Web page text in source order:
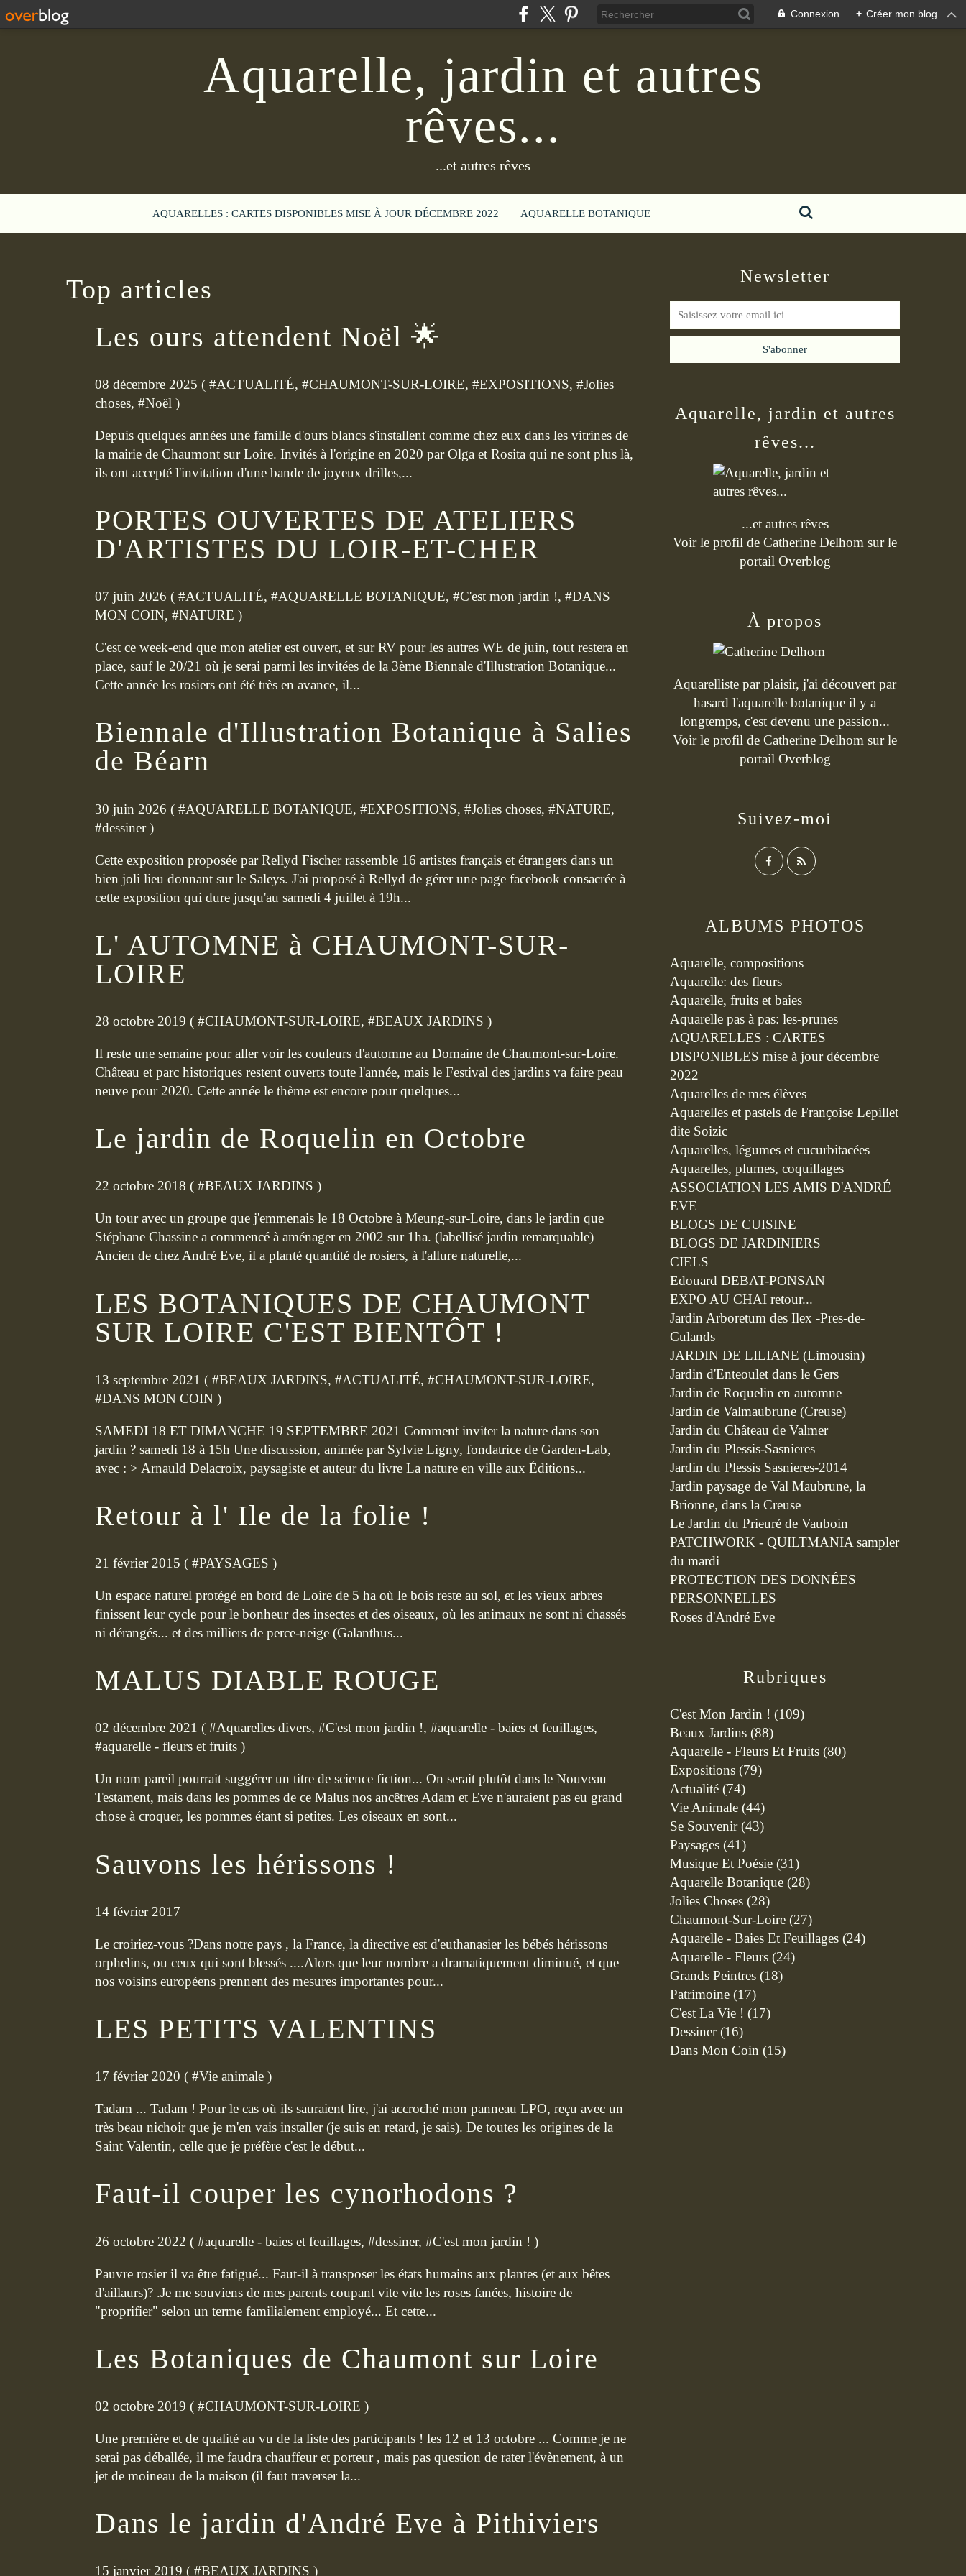
Connexion + Créer mon blog
Aquarelle, jardin et autres
rêves...
...et autres rêves
AQUARELLES : CARTES DISPONIBLES MISE À JOUR DÉCEMBRE 2022 AQUARELLE BOTANIQUE
Top articles
Les ours attendent Noël 🌟
08 décembre 2025 ( #ACTUALITÉ, #CHAUMONT-SUR-LOIRE, #EXPOSITIONS, #Jolies
choses, #Noël )
Depuis quelques années une famille d'ours blancs s'installent comme chez eux dans les vitrines de
la mairie de Chaumont sur Loire. Invités à l'origine en 2020 par Olga et Rosita qui ne sont plus là,
ils ont accepté l'invitation d'une bande de joyeux drilles,...
PORTES OUVERTES DE ATELIERS
D'ARTISTES DU LOIR-ET-CHER
07 juin 2026 ( #ACTUALITÉ, #AQUARELLE BOTANIQUE, #C'est mon jardin !, #DANS
MON COIN, #NATURE )
C'est ce week-end que mon atelier est ouvert, et sur RV pour les autres WE de juin, tout restera en
place, sauf le 20/21 où je serai parmi les invitées de la 3ème Biennale d'Illustration Botanique...
Cette année les rosiers ont été très en avance, il...
Biennale d'Illustration Botanique à Salies
de Béarn
30 juin 2026 ( #AQUARELLE BOTANIQUE, #EXPOSITIONS, #Jolies choses, #NATURE,
#dessiner)
Cette exposition proposée par Rellyd Fischer rassemble 16 artistes français et étrangers dans un
bien joli lieu donnant sur le Saleys. J'ai proposé à Rellyd de gérer une page facebook consacrée à
cette exposition qui dure jusqu'au samedi 4 juillet à 19h...
L' AUTOMNE à CHAUMONT-SUR-
LOIRE
28 octobre 2019 ( #CHAUMONT-SUR-LOIRE, #BEAUX JARDINS )
Il reste une semaine pour aller voir les couleurs d'automne au Domaine de Chaumont-sur-Loire.
Château et parc historiques restent ouverts toute l'année, mais le Festival des jardins va faire peau
neuve pour 2020. Cette année le thème est encore pour quelques...
Le jardin de Roquelin en Octobre
22 octobre 2018 ( #BEAUX JARDINS )
Un tour avec un groupe que j'emmenais le 18 Octobre à Meung-sur-Loire, dans le jardin que
Stéphane Chassine a commencé à aménager en 2002 sur 1ha. (labellisé jardin remarquable)
Ancien de chez André Eve, il a planté quantité de rosiers, à l'allure naturelle,...
LES BOTANIQUES DE CHAUMONT
SUR LOIRE C'EST BIENTÔT !
13 septembre 2021 ( #BEAUX JARDINS, #ACTUALITÉ, #CHAUMONT-SUR-LOIRE,
#DANS MON COIN )
SAMEDI 18 ET DIMANCHE 19 SEPTEMBRE 2021 Comment inviter la nature dans son
jardin ? samedi 18 à 15h Une discussion, animée par Sylvie Ligny, fondatrice de Garden-Lab,
avec : > Arnauld Delacroix, paysagiste et auteur du livre La nature en ville aux Éditions...
Retour à l' Ile de la folie !
21 février 2015 ( #PAYSAGES )
Un espace naturel protégé en bord de Loire de 5 ha où le bois reste au sol, et les vieux arbres
finissent leur cycle pour le bonheur des insectes et des oiseaux, où les animaux ne sont ni chassés
ni dérangés... et des milliers de perce-neige (Galanthus...
MALUS DIABLE ROUGE
02 décembre 2021 ( #Aquarelles divers, #C'est mon jardin !, #aquarelle - baies et feuillages,
#aquarelle - fleurs et fruits )
Un nom pareil pourrait suggérer un titre de science fiction... On serait plutôt dans le Nouveau
Testament, mais dans les pommes de ce Malus nos ancêtres Adam et Eve n'auraient pas eu grand
chose à croquer, les pommes étant si petites. Les oiseaux en sont...
Sauvons les hérissons !
14 février 2017
Le croiriez-vous ?Dans notre pays , la France, la directive est d'euthanasier les bébés hérissons
orphelins, ou ceux qui sont blessés ....Alors que leur nombre a dramatiquement diminué, et que
nos voisins européens prennent des mesures importantes pour...
LES PETITS VALENTINS
17 février 2020 ( #Vie animale )
Tadam ... Tadam ! Pour le cas où ils sauraient lire, j'ai accroché mon panneau LPO, reçu avec un
très beau nichoir que je m'en vais installer (je suis en retard, je sais). De toutes les origines de la
Saint Valentin, celle que je préfère c'est le début...
Faut-il couper les cynorhodons ?
26 octobre 2022 ( #aquarelle - baies et feuillages, #dessiner, #C'est mon jardin ! )
Pauvre rosier il va être fatigué... Faut-il à transposer les états humains aux plantes (et aux bêtes
d'aillaurs)? .Je me souviens de mes parents coupant vite vite les roses fanées, histoire de
"proprifier" selon un terme familialement employé... Et cette...
Les Botaniques de Chaumont sur Loire
02 octobre 2019 ( #CHAUMONT-SUR-LOIRE )
Une première et de qualité au vu de la liste des participants ! les 12 et 13 octobre ... Comme je ne
serai pas déballée, il me faudra chauffeur et porteur , mais pas question de rater l'évènement, à un
jet de moineau de la maison (il faut traverser la...
Dans le jardin d'André Eve à Pithiviers
15 janvier 2019 ( #BEAUX JARDINS )
Newsletter
Rubriques
C'est Mon Jardin ! (109)
Beaux Jardins (88)
Aquarelle - Fleurs Et Fruits (80)
Expositions (79)
Actualité (74)
Vie Animale (44)
Se Souvenir(43)
Paysages (41)
Musique Et Poésie (31)
Aquarelle Botanique (28)
Jolies Choses (28)
Chaumont-Sur-Loire (27)
Aquarelle - Baies Et Feuillages (24)
Aquarelle - Fleurs (24)
Grands Peintres (18)
Patrimoine (17)
C'est La Vie ! (17)
Dessiner(16)
Dans Mon Coin (15)
ALBUMS PHOTOS
Aquarelle, compositions
Aquarelle: des fleurs
Aquarelle, fruits et baies
Aquarelle pas à pas: les-prunes
AQUARELLES : CARTES
DISPONIBLES mise à jour décembre
2022
Aquarelles de mes élèves
Aquarelles et pastels de Françoise Lepillet
dite Soizic
Aquarelles, légumes et cucurbitacées
Aquarelles, plumes, coquillages
ASSOCIATION LES AMIS D'ANDRÉ
EVE
BLOGS DE CUISINE
BLOGS DE JARDINIERS
CIELS
Edouard DEBAT-PONSAN
EXPO AU CHAI retour...
Jardin Arboretum des Ilex -Pres-de-
Culands
JARDIN DE LILIANE (Limousin)
Jardin d'Enteoulet dans le Gers
Jardin de Roquelin en automne
Jardin de Valmaubrune (Creuse)
Jardin du Château de Valmer
Jardin du Plessis-Sasnieres
Jardin du Plessis Sasnieres-2014
Jardin paysage de Val Maubrune, la
Brionne, dans la Creuse
Le Jardin du Prieuré de Vauboin
PATCHWORK - QUILTMANIA sampler
du mardi
PROTECTION DES DONNÉES
PERSONNELLES
Roses d'André Eve
Aquarelle, jardin et autres
rêves...
...et autres rêves
Voir le profil de Catherine Delhom sur le
portail Overblog
Suivez-moi
À propos
Aquarelliste par plaisir, j'ai découvert par
hasard l'aquarelle botanique il y a
longtemps, c'est devenu une passion...
Voir le profil de Catherine Delhom sur le
portail Overblog